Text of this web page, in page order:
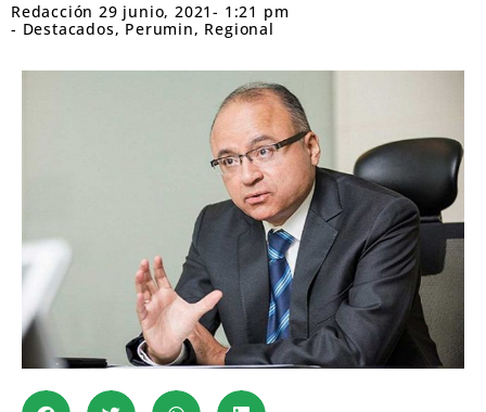
Redacción 29 junio, 2021- 1:21 pm
- Destacados, Perumin, Regional